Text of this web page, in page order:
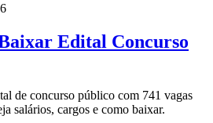
Edital Concurso
de concurso público com 741 vagas
salários, cargos e como baixar.